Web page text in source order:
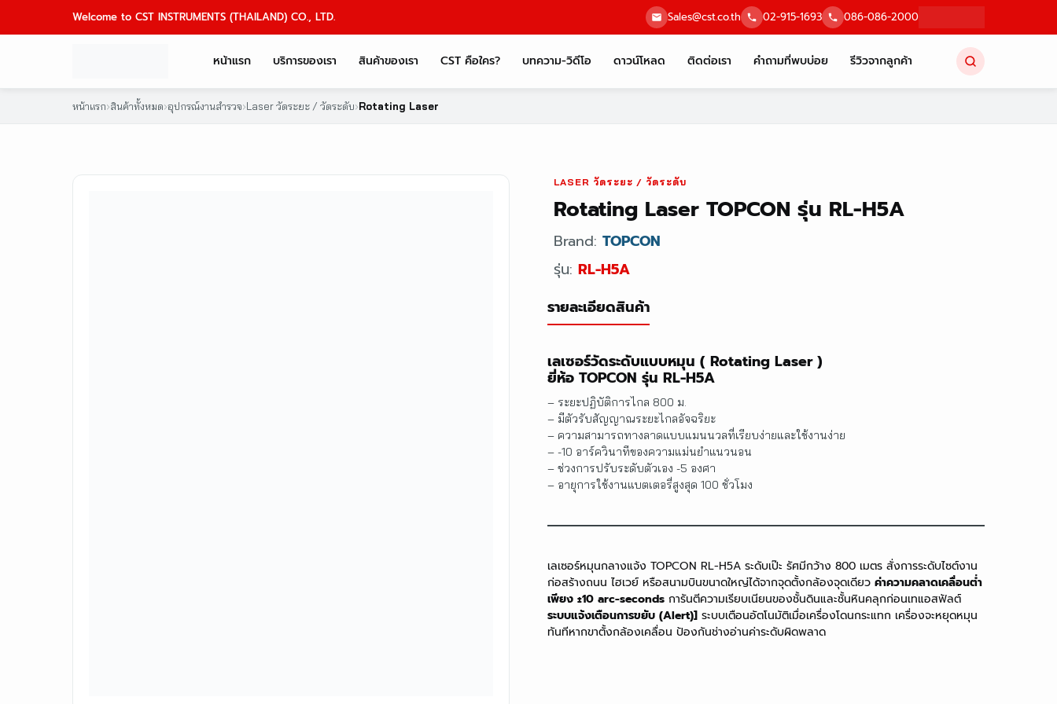
Welcome to CST INSTRUMENTS (THAILAND) CO., LTD. Sales@cst.co.th 02-915-1693 086-086-2000
หน้าแรก บริการของเรา สินค้าของเรา CST คือใคร? บทความ-วิดีโอ ดาวน์โหลด ติดต่อเรา คำถามที่พบบ่อย รีวิวจากลูกค้า
หน้าแรก›สินค้าทั้งหมด›อุปกรณ์งานสำรวจ›Laser วัดระยะ / วัดระดับ›Rotating Laser
LASER วัดระยะ / วัดระดับ
Rotating Laser TOPCON รุ่น RL-H5A
Brand: TOPCON
รุ่น: RL-H5A
รายละเอียดสินค้า
เลเซอร์วัดระดับแบบหมุน ( Rotating Laser )
ยี่ห้อ TOPCON รุ่น RL-H5A
– ระยะปฏิบัติการไกล 800 ม.
– มีตัวรับสัญญาณระยะไกลอัจฉริยะ
– ความสามารถทางลาดแบบแมนนวลที่เรียบง่ายและใช้งานง่าย
– -10 อาร์ควินาทีของความแม่นยำแนวนอน
– ช่วงการปรับระดับตัวเอง -5 องศา
– อายุการใช้งานแบตเตอรี่สูงสุด 100 ชั่วโมง
เลเซอร์หมุนกลางแจ้ง TOPCON RL-H5A ระดับเป๊ะ รัศมีกว้าง 800 เมตร สั่งการระดับไซต์งาน
ก่อสร้างถนน ไฮเวย์ หรือสนามบินขนาดใหญ่ได้จากจุดตั้งกล้องจุดเดียว ค่าความคลาดเคลื่อนต่ำ
เพียง ±10 arc-seconds การันตีความเรียบเนียนของชั้นดินและชั้นหินคลุกก่อนเทแอสฟัลต์
ระบบแจ้งเตือนการขยับ (Alert)] ระบบเตือนอัตโนมัติเมื่อเครื่องโดนกระแทก เครื่องจะหยุดหมุน
ทันทีหากขาตั้งกล้องเคลื่อน ป้องกันช่างอ่านค่าระดับผิดพลาด